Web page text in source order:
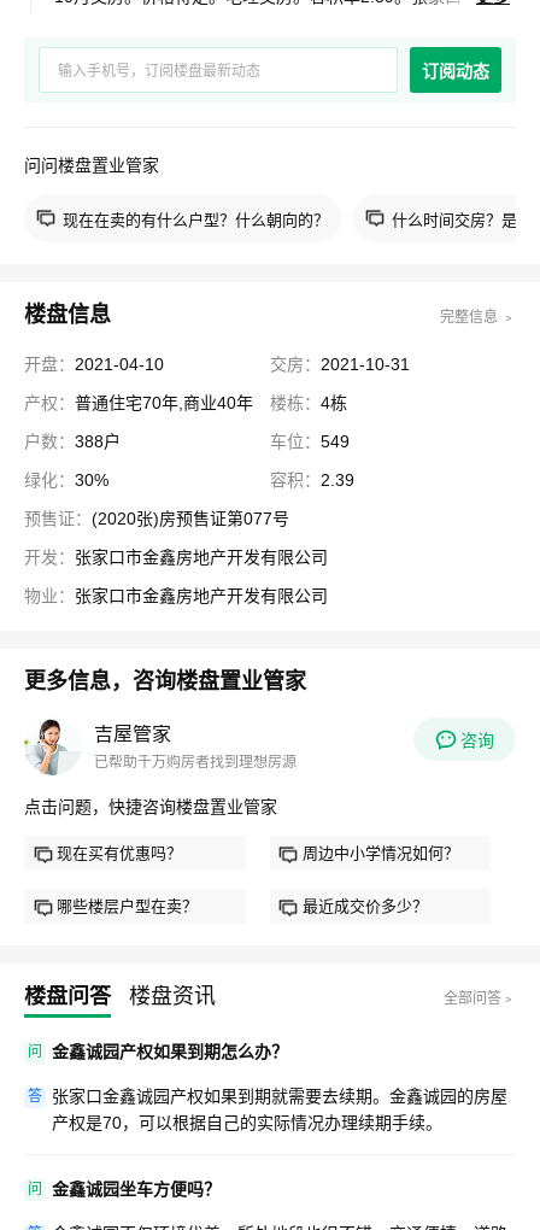
经开一幼、裕禾幼儿园,经开一中、张家口一中、经开二小、经
开一小,张家口建院，张家口北方学院,时代金茂、乐享城,张家
设银行、工商银行、中国银行,公园：市民广场、体育公园、清
绿化率30%。物业费用：物业费用待定。公交：老鸦庄南站下
家口高铁站仅800米，距离张家口机场6KM自驾：项目地址在
距离张石高速5.4KM。敬请关注。想了解更多楼盘详情，请关
注吉屋网。
订阅动态
问问楼盘置业管家
现在在卖的有什么户型？什么朝向的？ 什么时间交房？是现
楼盘信息 完整信息 ﹥
开盘： 2021-04-10 交房： 2021-10-31
产权： 普通住宅70年,商业40年 楼栋： 4栋
户数： 388户 车位： 549
绿化： 30% 容积： 2.39
预售证： (2020张)房预售证第077号
开发： 张家口市金鑫房地产开发有限公司
物业： 张家口市金鑫房地产开发有限公司
更多信息，咨询楼盘置业管家
吉屋管家
已帮助千万购房者找到理想房源
咨询
点击问题，快捷咨询楼盘置业管家
现在买有优惠吗？ 周边中小学情况如何？
哪些楼层户型在卖？ 最近成交价多少？
楼盘问答 楼盘资讯 全部问答﹥
问 金鑫诚园产权如果到期怎么办？
答
张家口金鑫诚园产权如果到期就需要去续期。金鑫诚园的房屋
产权是70，可以根据自己的实际情况办理续期手续。
问 金鑫诚园坐车方便吗？